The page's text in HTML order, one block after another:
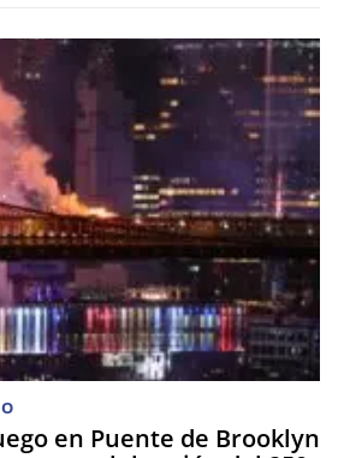
en Puente de Brooklyn